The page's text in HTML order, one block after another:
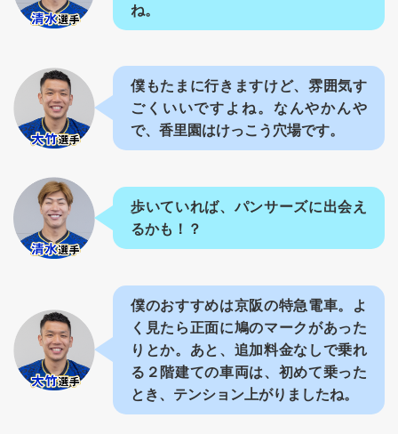
ね。
僕もたまに行きますけど、雰囲気す
ごくいいですよね。なんやかんや
で、香里園はけっこう穴場です。
歩いていれば、パンサーズに出会え
るかも！？
僕のおすすめは京阪の特急電車。よ
く見たら正面に鳩のマークがあった
りとか。あと、追加料金なしで乗れ
る２階建ての車両は、初めて乗った
とき、テンション上がりましたね。